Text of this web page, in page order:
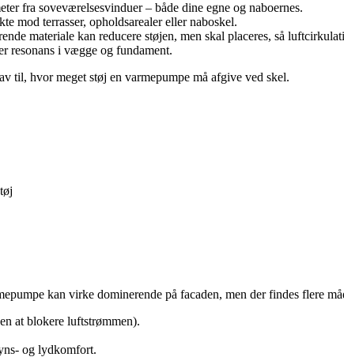
fra soveværelsesvinduer – både dine egne og naboernes.
mod terrasser, opholdsarealer eller naboskel.
materiale kan reducere støjen, men skal placeres, så
resonans i vægge og fundament.
til, hvor meget støj en varmepumpe må afgive ved skel.
kan virke dominerende på facaden, men der findes flere
at blokere luftstrømmen).
og lydkomfort.